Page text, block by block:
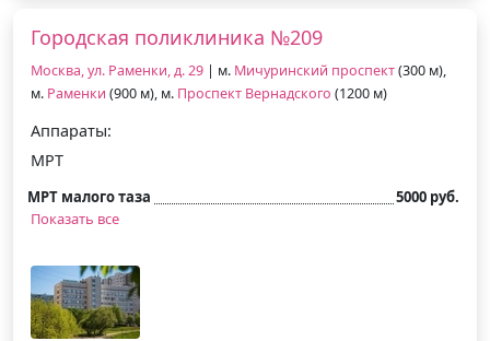
Городская поликлиника №209
Москва, ул. Раменки, д. 29 | м. Мичуринский проспект(300 м),
м. Раменки (900 м), м. Проспект Вернадского (1200 м)
Аппараты:
МРТ
МРТ малого таза
5000 руб.
Показать все